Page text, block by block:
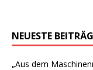
NEUESTE
„Aus dem